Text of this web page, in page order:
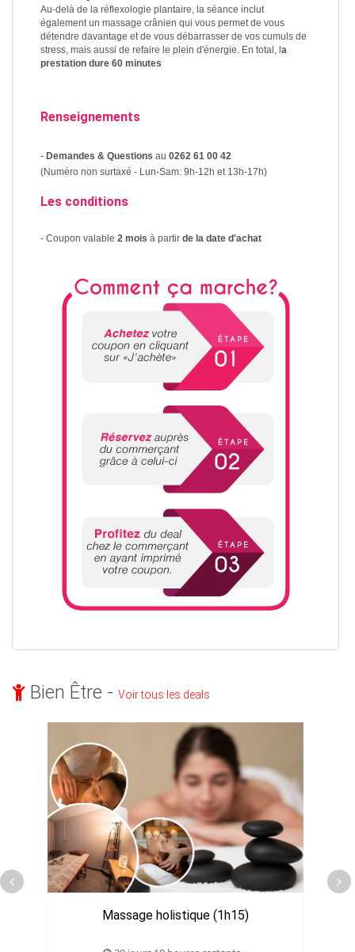
Au-delà de la réflexologie plantaire, la séance inclut
également un massage crânien qui vous permet de vous
détendre davantage et de vous débarrasser de vos cumuls de
stress, mais aussi de refaire le plein d'énergie. En total, l a
prestation dure 60 minutes
Renseignements
- Demandes & Questions au 0262 61 00 42
(Numéro non surtaxé - Lun-Sam: 9h-12h et 13h-17h)
Les conditions
- Coupon valable 2 mois à partir de la date d'achat
Bien Être - Voir tous les deals
Massage holistique (1h15)